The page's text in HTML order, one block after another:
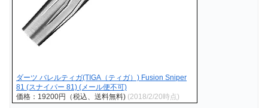
ダーツ バレルティガ(TIGA（ティガ）) Fusion Sniper
81 (スナイパー 81) (メール便不可)
価格：19200円（税込、送料無料) (2018/2/20時点)